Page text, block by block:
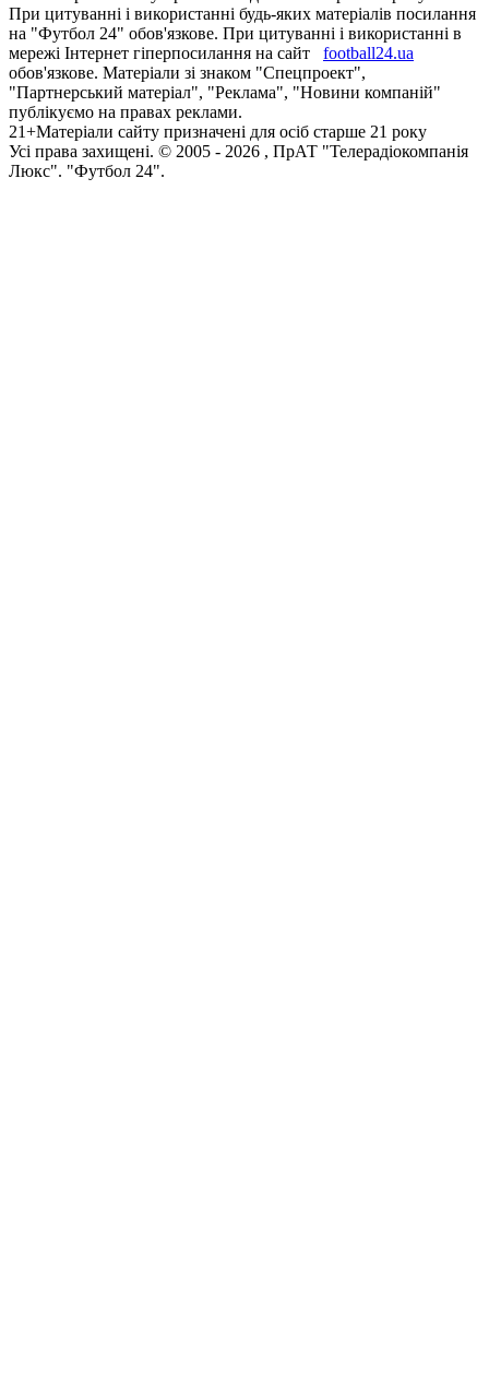
При цитуванні і використанні будь-яких матеріалів посилання
на "Футбол 24" обов'язкове. При цитуванні і використанні в
мережі Інтернет гіперпосилання на сайт
football24.ua
обов'язкове. Матеріали зі знаком "Спецпроект",
"Партнерський матеріал", "Реклама", "Новини компаній"
публікуємо на правах реклами.
21+Матеріали сайту призначені для осіб старше 21 року
Усi права захищенi. © 2005 - 2026 , ПрАТ "Телерадіокомпанія
Люкс". "Футбол 24".